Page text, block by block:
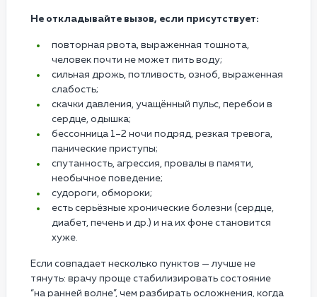
Не откладывайте вызов, если присутствует:
повторная рвота, выраженная тошнота,
человек почти не может пить воду;
сильная дрожь, потливость, озноб, выраженная
слабость;
скачки давления, учащённый пульс, перебои в
сердце, одышка;
бессонница 1–2 ночи подряд, резкая тревога,
панические приступы;
спутанность, агрессия, провалы в памяти,
необычное поведение;
судороги, обмороки;
есть серьёзные хронические болезни (сердце,
диабет, печень и др.) и на их фоне становится
хуже.
Если совпадает несколько пунктов — лучше не
тянуть: врачу проще стабилизировать состояние
“на ранней волне”, чем разбирать осложнения, когда